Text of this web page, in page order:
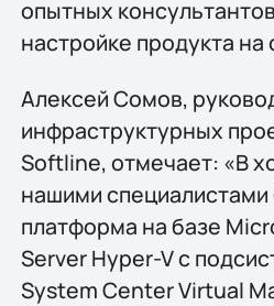
опытных
настройке продукта
Алексей Сомов,
инфраструктурных
Softline, отмечает: «В
нашими
платформа на базе
Server Hyper-V с
System Center Virtual